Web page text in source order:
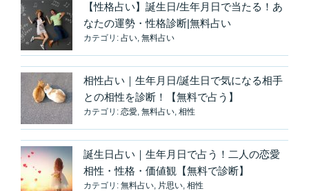
【性格占い】誕生日/生年月日で当たる！あ
なたの運勢・性格診断|無料占い
カテゴリ: 占い, 無料占い
相性占い｜生年月日/誕生日で気になる相手
との相性を診断！【無料で占う】
カテゴリ: 恋愛, 無料占い, 相性
誕生日占い｜生年月日で占う！二人の恋愛
相性・性格・価値観【無料で診断】
カテゴリ: 無料占い, 片思い, 相性